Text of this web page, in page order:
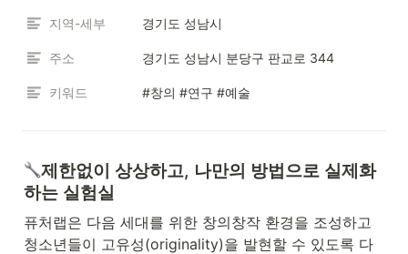
지역-세부 경기도 성남시
주소 경기도 성남시 분당구 판교로 344
키워드 #창의 #연구 #예술
제한없이 상상하고, 나만의 방법으로 실제화
하는 실험실
퓨처랩은 다음 세대를 위한 창의창작 환경을 조성하고
청소년들이 고유성(originality)을 발현할 수 있도록 다